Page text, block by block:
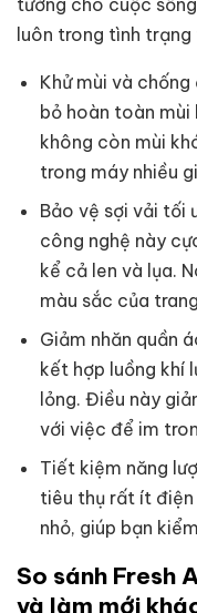
luôn trong tình
Khử mùi và
bỏ hoàn toàn mùi
không còn mùi
trong máy nhiều
Bảo vệ sợi vải tối
công nghệ này
kể cả len và lụa.
màu sắc của
Giảm nhăn quần
kết hợp luồng khí
lỏng. Điều này
với việc để im
Tiết kiệm năng
tiêu thụ rất ít điện
nhỏ, giúp bạn
So sánh Fresh
và làm mới